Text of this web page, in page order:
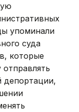
упоминали
суда
которые
депортации,